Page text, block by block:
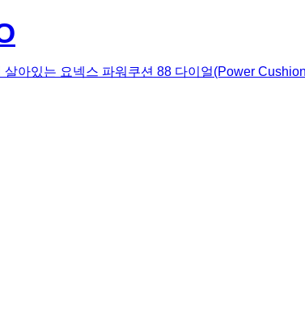
아있는 요넥스 파워쿠션 88 다이얼(Power